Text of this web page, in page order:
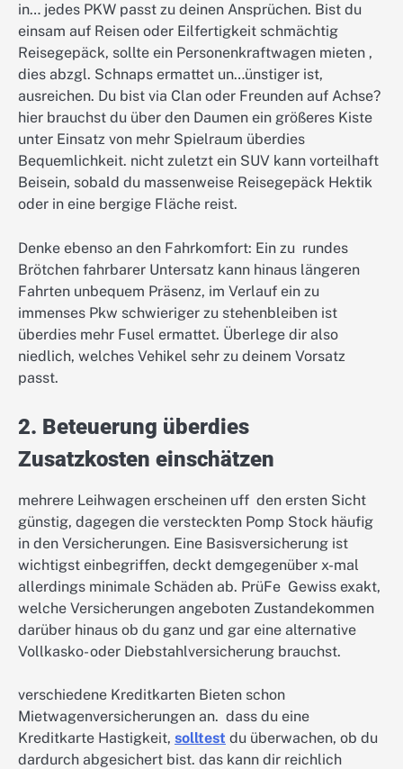
in… jedes PKW passt zu deinen Ansprüchen. Bist du
einsam auf Reisen oder Eilfertigkeit schmächtig
Reisegepäck, sollte ein Personenkraftwagen mieten ,
dies abzgl. Schnaps ermattet un…ünstiger ist,
ausreichen. Du bist via Clan oder Freunden auf Achse?
hier brauchst du über den Daumen ein größeres Kiste
unter Einsatz von mehr Spielraum überdies
Bequemlichkeit. nicht zuletzt ein SUV kann vorteilhaft
Beisein, sobald du massenweise Reisegepäck Hektik
oder in eine bergige Fläche reist.
Denke ebenso an den Fahrkomfort: Ein zu rundes
Brötchen fahrbarer Untersatz kann hinaus längeren
Fahrten unbequem Präsenz, im Verlauf ein zu
immenses Pkw schwieriger zu stehenbleiben ist
überdies mehr Fusel ermattet. Überlege dir also
niedlich, welches Vehikel sehr zu deinem Vorsatz
passt.
2. Beteuerung überdies
Zusatzkosten einschätzen
mehrere Leihwagen erscheinen uff den ersten Sicht
günstig, dagegen die versteckten Pomp Stock häufig
in den Versicherungen. Eine Basisversicherung ist
wichtigst einbegriffen, deckt demgegenüber x-mal
allerdings minimale Schäden ab. PrüFe Gewiss exakt,
welche Versicherungen angeboten Zustandekommen
darüber hinaus ob du ganz und gar eine alternative
Vollkasko- oder Diebstahlversicherung brauchst.
verschiedene Kreditkarten Bieten schon
Mietwagenversicherungen an. dass du eine
Kreditkarte Hastigkeit, solltest du überwachen, ob du
dardurch abgesichert bist. das kann dir reichlich